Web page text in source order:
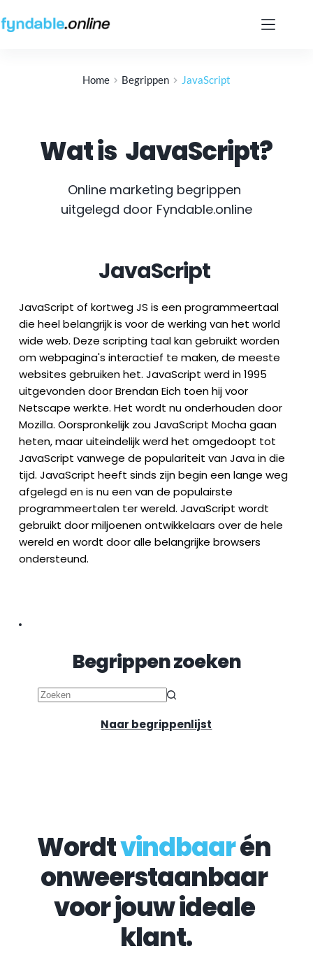
naar
de
Home Begrippen JavaScript
Wat is JavaScript?
Online marketing begrippen
uitgelegd door Fyndable.online
JavaScript
JavaScript of kortweg JS is een programmeertaal
die heel belangrijk is voor de werking van het world
wide web. Deze scripting taal kan gebruikt worden
om webpagina's interactief te maken, de meeste
websites gebruiken het. JavaScript werd in 1995
uitgevonden door Brendan Eich toen hij voor
Netscape werkte. Het wordt nu onderhouden door
Mozilla. Oorspronkelijk zou JavaScript Mocha gaan
heten, maar uiteindelijk werd het omgedoopt tot
JavaScript vanwege de populariteit van Java in die
tijd. JavaScript heeft sinds zijn begin een lange weg
afgelegd en is nu een van de populairste
programmeertalen ter wereld. JavaScript wordt
gebruikt door miljoenen ontwikkelaars over de hele
wereld en wordt door alle belangrijke browsers
ondersteund.
Begrippen zoeken
Naar begrippenlijst
Wordt vindbaar én
onweerstaanbaar
voor jouw ideale
klant.